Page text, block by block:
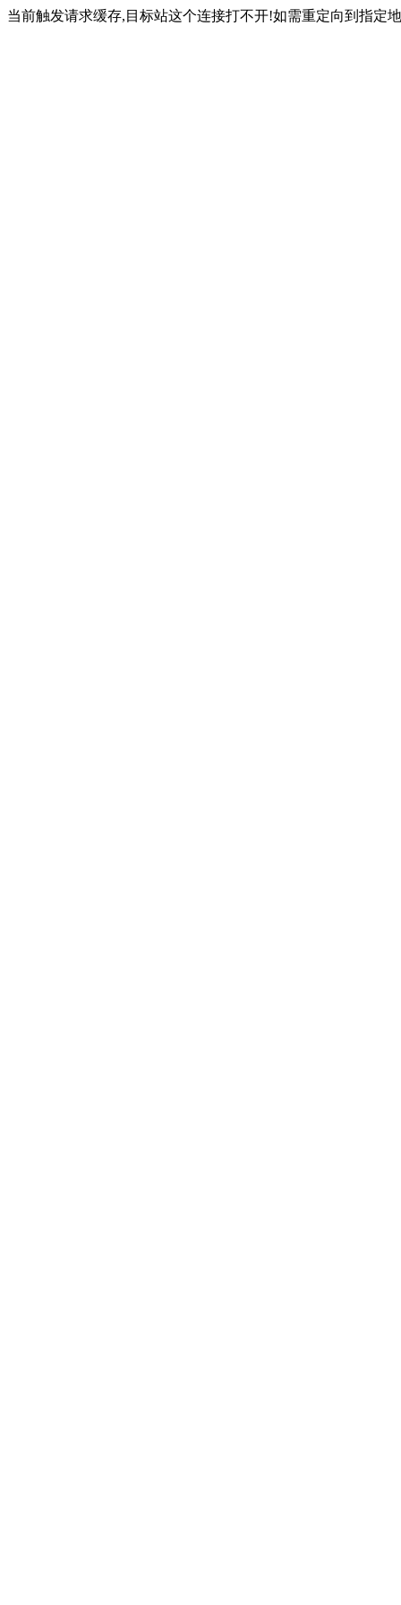
当前触发请求缓存,目标站这个连接打不开!如需重定向到指定